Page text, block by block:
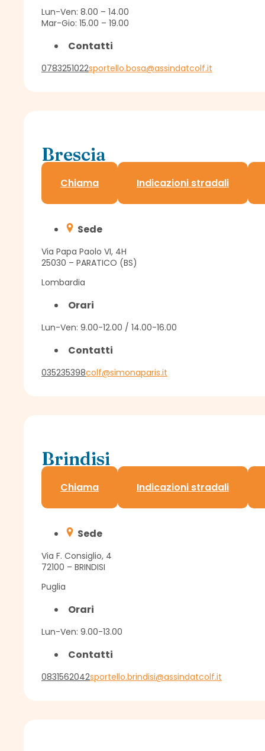
Lun-Ven: 8.00 – 14.00
Mar-Gio: 15.00 – 19.00
Contatti
0783251022sportello.bosa@assindatcolf.it
Brescia
Delegazione Assindatcolf
Chiama Indicazioni stradali
Sede
Via Papa Paolo VI, 4H
25030 – PARATICO (BS)
Lombardia
Orari
Lun-Ven: 9.00-12.00 / 14.00-16.00
Contatti
035235398colf@simonaparis.it
Brindisi
Sportello Assindatcolf c/o Confagricoltura
Chiama Indicazioni stradali
Sede
Via F. Consiglio, 4
72100 – BRINDISI
Puglia
Orari
Lun-Ven: 9.00-13.00
Contatti
0831562042sportello.brindisi@assindatcolf.it